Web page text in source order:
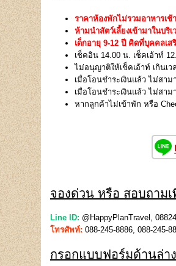
ราคาห้องพักไม่รวมอาหารเช้า
ห้ามนำสัตว์เลี้ยงเข้ามาในบ
เด็กอายุ 9-12 ปี คิดที่บุคคลเส
เช็คอิน 14.00 น. เช็คเอ้าท์
ไม่อนุญาติให้เช็คเอ้าท์ เกินเว
เมื่อโอนชำระเงินแล้ว ไม่สาม
เมื่อโอนชำระเงินแล้ว ไม่สา
หากลูกค้าไม่เข้าพัก หรือ
จองด่วน หรือ สอบถามเ
Line ID: @HappyPlanTravel,
โทรศัพท์: 088-245-8886, 088-245-
กรอกแบบฟอร์มด้านล่า